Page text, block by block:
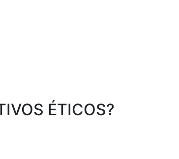
ÉTICOS?